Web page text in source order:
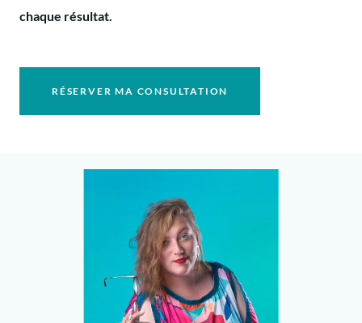
chaque résultat.
RÉSERVER MA CONSULTATION